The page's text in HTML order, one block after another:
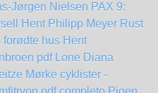
Jørgen Nielsen PAX 9:
Hent Philipp Meyer Rust
forødte hus Hent
pdf Lone Diana
Mørke cyklister -